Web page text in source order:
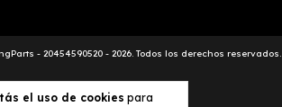
el uso de cookies para
- 20454590520 - 2026. Todos los derechos reservados.